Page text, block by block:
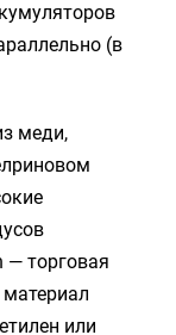
(в
меди,
— торговая
или